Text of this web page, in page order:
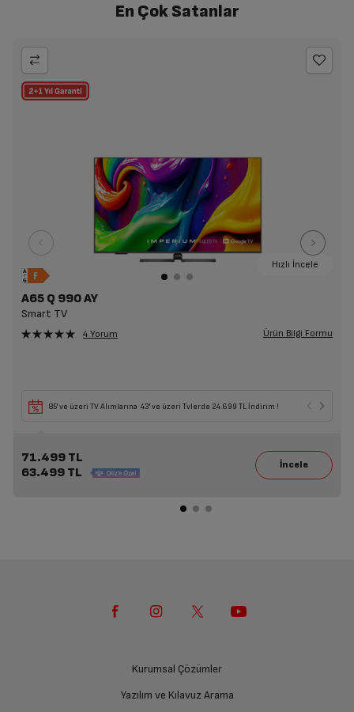
En Çok Satanlar
Hızlı İncele
A65 Q 990 AY
Smart TV
4 Yorum Ürün Bilgi Formu
85' ve üzeri TV Alımlarına 43' ve üzeri Tvlerde 24.699 TL İndirim !
71.499 TL
63.499 TL
Kurumsal Çözümler
Yazılım ve Kılavuz Arama